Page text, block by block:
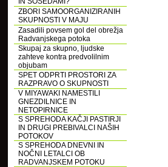
ZBORI SAMOORGANIZIRANIH
SKUPNOSTI V MAJU
Zasadili povsem gol del obrežja
Radvanjskega potoka
Skupaj za skupno, ljudske
zahteve kontra predvolilnim
objubam
SPET ODPRTI PROSTORI ZA
RAZPRAVO O SKUPNOSTI
V MIYAWAKI NAMESTILI
GNEZDILNICE IN
NETOPIRNICE
S SPREHODA KAČJI PASTIRJI
IN DRUGI PREBIVALCI NAŠIH
POTOKOV
S SPREHODA DNEVNI IN
NOČNI LETALCI OB
RADVANJSKEM POTOKU